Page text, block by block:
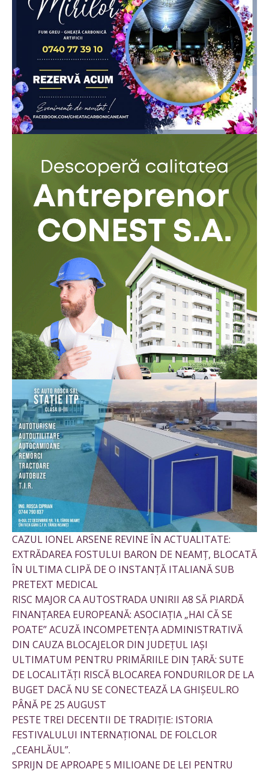
CAZUL IONEL ARSENE REVINE ÎN ACTUALITATE:
EXTRĂDAREA FOSTULUI BARON DE NEAMȚ, BLOCATĂ
ÎN ULTIMA CLIPĂ DE O INSTANȚĂ ITALIANĂ SUB
PRETEXT MEDICAL
RISC MAJOR CA AUTOSTRADA UNIRII A8 SĂ PIARDĂ
FINANȚAREA EUROPEANĂ: ASOCIAȚIA „HAI CĂ SE
POATE” ACUZĂ INCOMPETENȚA ADMINISTRATIVĂ
DIN CAUZA BLOCAJELOR DIN JUDEȚUL IAȘI
ULTIMATUM PENTRU PRIMĂRIILE DIN ȚARĂ: SUTE
DE LOCALITĂȚI RISCĂ BLOCAREA FONDURILOR DE LA
BUGET DACĂ NU SE CONECTEAZĂ LA GHIȘEUL.RO
PÂNĂ PE 25 AUGUST
PESTE TREI DECENTII DE TRADIȚIE: ISTORIA
FESTIVALULUI INTERNAȚIONAL DE FOLCLOR
„CEAHLĂUL”.
SPRIJN DE APROAPE 5 MILIOANE DE LEI PENTRU